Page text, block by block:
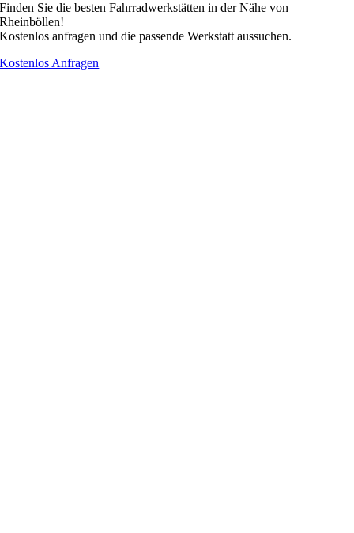
Finden Sie die besten Fahrradwerkstätten in der Nähe von
Rheinböllen!
Kostenlos anfragen und die passende Werkstatt aussuchen.
Kostenlos Anfragen